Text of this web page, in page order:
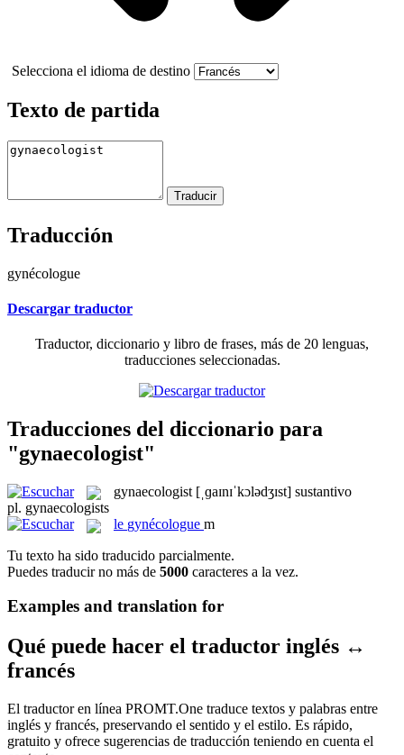
Selecciona el idioma de destino
Texto de partida
Traducción
gynécologue
Descargar traductor
Traductor, diccionario y libro de frases, más de 20 lenguas,
traducciones seleccionadas.
Traducciones del diccionario para
"gynaecologist"
gynaecologist [ˌɡaɪnɪˈkɔlədʒɪst] sustantivo
pl. gynaecologists
le gynécologue m
Tu texto ha sido traducido parcialmente.
Puedes traducir no más de 5000 caracteres a la vez.
Examples and translation for
Qué puede hacer el traductor inglés ↔
francés
El traductor en línea PROMT.One traduce textos y palabras entre
inglés y francés, preservando el sentido y el estilo. Es rápido,
gratuito y ofrece sugerencias de traducción teniendo en cuenta el